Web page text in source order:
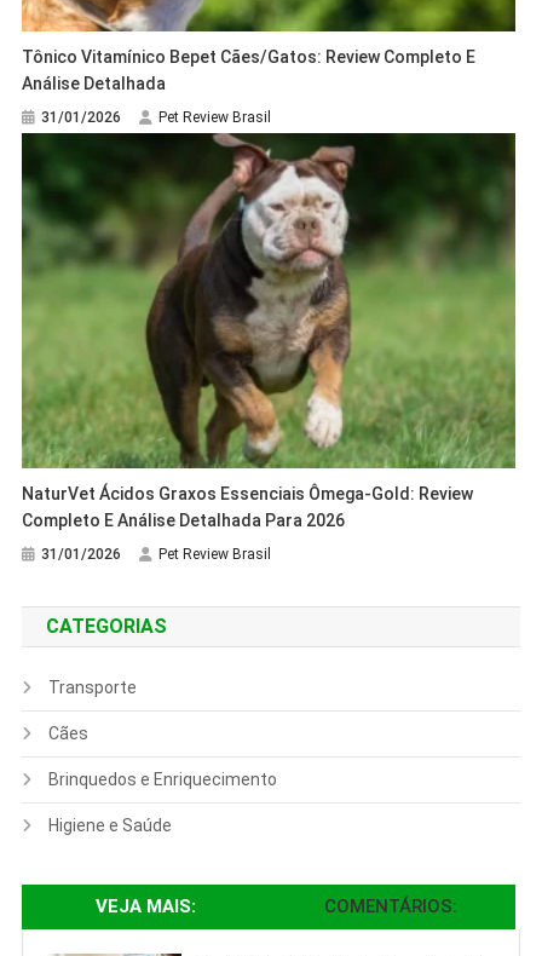
Tônico Vitamínico Bepet Cães/Gatos: Review Completo E
Análise Detalhada
31/01/2026 Pet Review Brasil
NaturVet Ácidos Graxos Essenciais Ômega-Gold: Review
Completo E Análise Detalhada Para 2026
31/01/2026 Pet Review Brasil
CATEGORIAS
Transporte
Cães
Brinquedos e Enriquecimento
Higiene e Saúde
VEJA MAIS: COMENTÁRIOS: